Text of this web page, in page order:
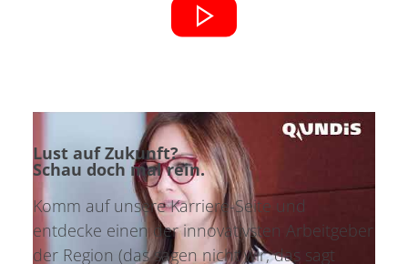
Lust auf Zukunft?
Schau doch mal rein.
Komm auf unsere Karriere-Seite und
entdecke einen der innovativsten Arbeitgeber
der Region (das sagen nicht wir, das sagt